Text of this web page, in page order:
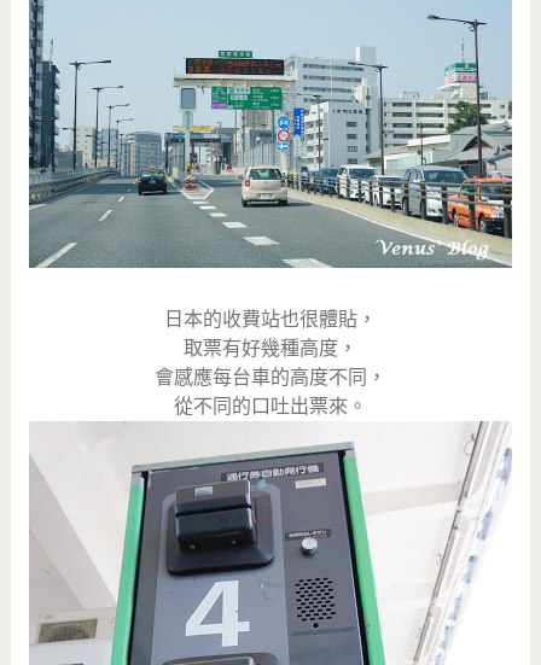
日本的收費站也很體貼，
取票有好幾種高度，
會感應每台車的高度不同，
從不同的口吐出票來。